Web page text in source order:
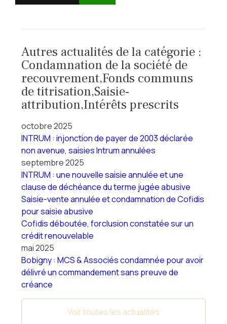
Autres actualités de la catégorie :
Condamnation de la société de
recouvrement,Fonds communs
de titrisation,Saisie-
attribution,Intérêts prescrits
octobre 2025
INTRUM : injonction de payer de 2003 déclarée
non avenue, saisies Intrum annulées
septembre 2025
INTRUM : une nouvelle saisie annulée et une
clause de déchéance du terme jugée abusive
Saisie-vente annulée et condamnation de Cofidis
pour saisie abusive
Cofidis déboutée, forclusion constatée sur un
crédit renouvelable
mai 2025
Bobigny : MCS & Associés condamnée pour avoir
délivré un commandement sans preuve de
créance
Voir toutes les actualités